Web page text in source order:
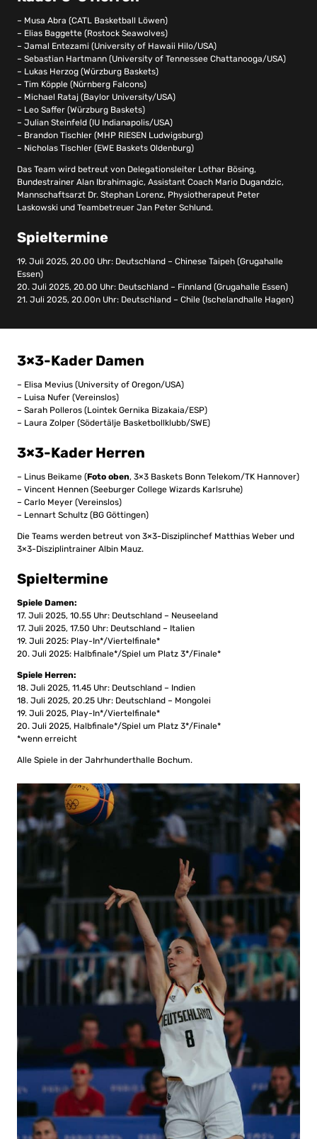
– Musa Abra (CATL Basketball Löwen)
– Elias Baggette (Rostock Seawolves)
– Jamal Entezami (University of Hawaii Hilo/USA)
– Sebastian Hartmann (University of Tennessee Chattanooga/USA)
– Lukas Herzog (Würzburg Baskets)
– Tim Köpple (Nürnberg Falcons)
– Michael Rataj (Baylor University/USA)
– Leo Saffer (Würzburg Baskets)
– Julian Steinfeld (IU Indianapolis/USA)
– Brandon Tischler (MHP RIESEN Ludwigsburg)
– Nicholas Tischler (EWE Baskets Oldenburg)
Das Team wird betreut von Delegationsleiter Lothar Bösing,
Bundestrainer Alan Ibrahimagic, Assistant Coach Mario Dugandzic,
Mannschaftsarzt Dr. Stephan Lorenz, Physiotherapeut Peter
Laskowski und Teambetreuer Jan Peter Schlund.
Spieltermine
19. Juli 2025, 20.00 Uhr: Deutschland – Chinese Taipeh (Grugahalle
Essen)
20. Juli 2025, 20.00 Uhr: Deutschland – Finnland (Grugahalle Essen)
21. Juli 2025, 20.00n Uhr: Deutschland – Chile (Ischelandhalle Hagen)
3×3-Kader Damen
– Elisa Mevius (University of Oregon/USA)
– Luisa Nufer (Vereinslos)
– Sarah Polleros (Lointek Gernika Bizakaia/ESP)
– Laura Zolper (Södertälje Basketbollklubb/SWE)
3×3-Kader Herren
– Linus Beikame (Foto oben, 3×3 Baskets Bonn Telekom/TK Hannover)
– Vincent Hennen (Seeburger College Wizards Karlsruhe)
– Carlo Meyer (Vereinslos)
– Lennart Schultz (BG Göttingen)
Die Teams werden betreut von 3×3-Disziplinchef Matthias Weber und
3×3-Disziplintrainer Albin Mauz.
Spieltermine
Spiele Damen:
17. Juli 2025, 10.55 Uhr: Deutschland – Neuseeland
17. Juli 2025, 17.50 Uhr: Deutschland – Italien
19. Juli 2025: Play-In*/Viertelfinale*
20. Juli 2025: Halbfinale*/Spiel um Platz 3*/Finale*
Spiele Herren:
18. Juli 2025, 11.45 Uhr: Deutschland – Indien
18. Juli 2025, 20.25 Uhr: Deutschland – Mongolei
19. Juli 2025, Play-In*/Viertelfinale*
20. Juli 2025, Halbfinale*/Spiel um Platz 3*/Finale*
*wenn erreicht
Alle Spiele in der Jahrhunderthalle Bochum.